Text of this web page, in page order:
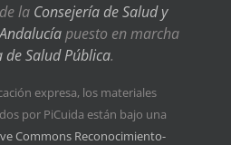
la Consejería de Salud y
puesto en marcha
de Salud Pública.
expresa, los materiales
por PiCuida están bajo una
Commons Reconocimiento-